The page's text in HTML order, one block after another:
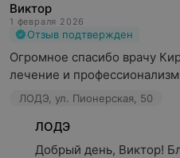
Виктор
1 февраля 2026
Отзыв подтвержден
Огромное спасибо врачу
лечение и
ЛОДЭ, ул. Пионерская, 50
ЛОДЭ
Добрый день, Виктор!